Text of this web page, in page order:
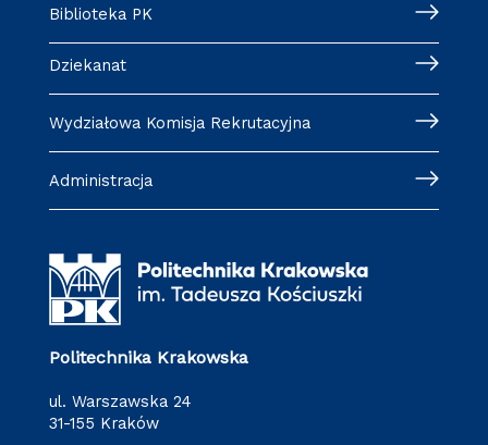
Biblioteka PK
Dziekanat
Wydziałowa Komisja Rekrutacyjna
Administracja
Politechnika Krakowska
ul. Warszawska 24
31-155 Kraków